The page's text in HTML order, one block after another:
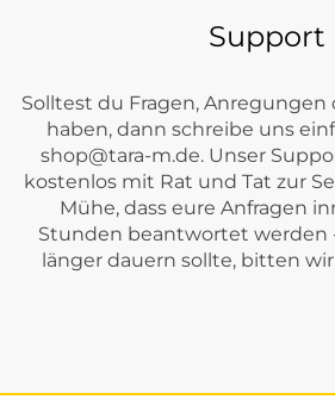
Support
Solltest du Fragen, Anregungen
haben, dann schreibe uns
shop@tara-m.de. Unser
kostenlos mit Rat und Tat zur
Mühe, dass eure Anfragen
Stunden beantwortet werden
länger dauern sollte, bitten